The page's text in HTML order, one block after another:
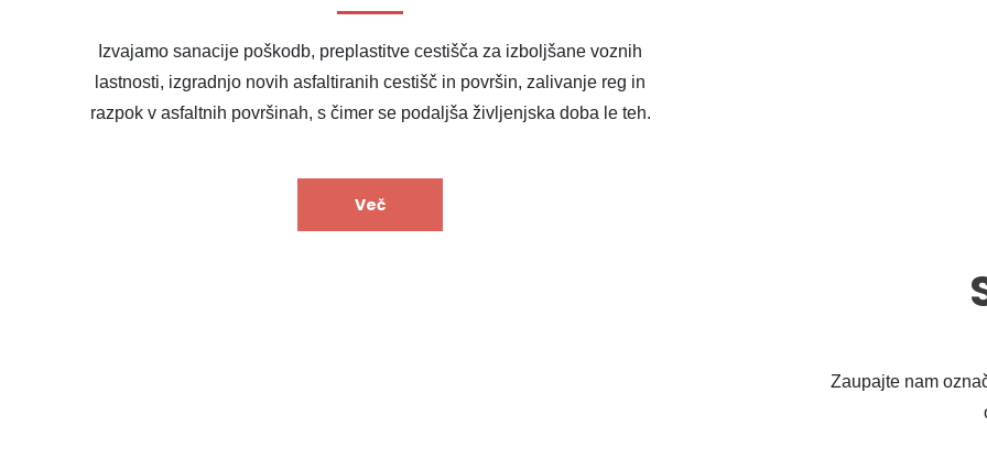
Izvajamo sanacije poškodb, preplastitve cestišča za izboljšane voznih
lastnosti, izgradnjo novih asfaltiranih cestišč in površin, zalivanje reg in
razpok v asfaltnih površinah, s čimer se podaljša življenjska doba le teh.
Več
Zaupajte nam